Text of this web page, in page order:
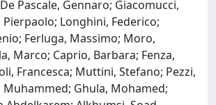
Pascale, Gennaro; Giacomucci,
Pierpaolo; Longhini, Federico;
Ferluga, Massimo; Moro,
Marco; Caprio, Barbara; Fenza,
Francesca; Muttini, Stefano; Pezzi,
Muhammed; Ghula, Mohamed;